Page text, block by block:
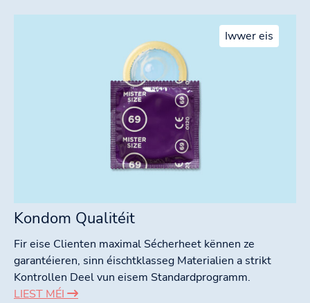
Iwwer eis
Kondom Qualitéit
Fir eise Clienten maximal Sécherheet kënnen ze
garantéieren, sinn éischtklasseg Materialien a strikt
Kontrollen Deel vun eisem Standardprogramm.
LIEST MÉI